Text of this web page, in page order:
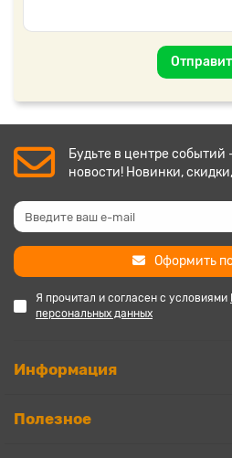
Будьте в центре
новости! Новинки,
Оформить
Я прочитал и согласен с условиями
персональных данных
Информация
Полезное